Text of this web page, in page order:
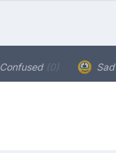
Confused (0) Sad